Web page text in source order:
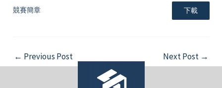
競賽簡章 下載
Post
navigation
← Previous Post Next Post →